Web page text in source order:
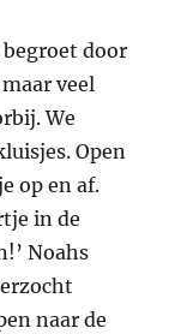
door
veel
We
Open
op en af.
in de
Noahs
naar de